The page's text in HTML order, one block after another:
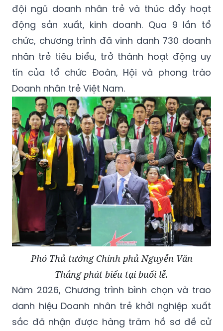
đội ngũ doanh nhân trẻ và thúc đẩy hoạt
động sản xuất, kinh doanh. Qua 9 lần tổ
chức, chương trình đã vinh danh 730 doanh
nhân trẻ tiêu biểu, trở thành hoạt động uy
tín của tổ chức Đoàn, Hội và phong trào
Doanh nhân trẻ Việt Nam.
Phó Thủ tướng Chính phủ Nguyễn Văn
Thắng phát biểu tại buổi lễ.
Năm 2026, Chương trình bình chọn và trao
danh hiệu Doanh nhân trẻ khởi nghiệp xuất
sắc đã nhận được hàng trăm hồ sơ đề cử